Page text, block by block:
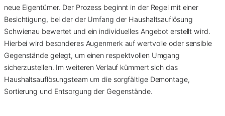
neue Eigentümer. Der Prozess beginnt in der Regel mit einer
Besichtigung, bei der der Umfang der Haushaltsauflösung
Schwienau bewertet und ein individuelles Angebot erstellt wird.
Hierbei wird besonderes Augenmerk auf wertvolle oder sensible
Gegenstände gelegt, um einen respektvollen Umgang
sicherzustellen. Im weiteren Verlauf kümmert sich das
Haushaltsauflösungsteam um die sorgfältige Demontage,
Sortierung und Entsorgung der Gegenstände.